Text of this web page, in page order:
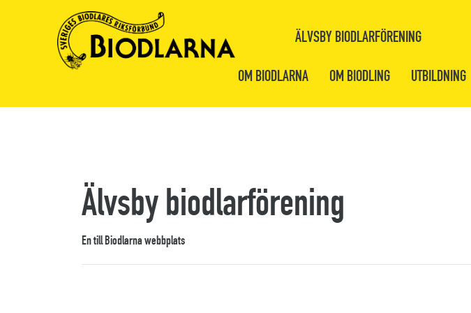
ÄLVSBY BIODLARFÖRENING
OM BIODLARNA OM BIODLING UTBILDNING
Älvsby biodlarförening
En till Biodlarna webbplats